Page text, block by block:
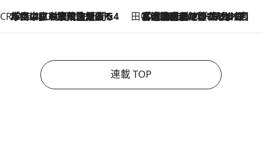
CREA'S CHOICE
2026.8.7
「立川にも歌舞伎があるんだよ」 片岡仁左衛門・市川中車ら豪華座組みで4年目の立川立飛歌舞伎へ 田中稲の勝手に再ブーム
2026.8.7
「湘南乃風に憧れて」観客大盛上がりの“タオル回し”に、ラッパー顔負けの高速歌唱まで…さだまさし（74）のアグレッシブすぎる現在地
連載 TOP